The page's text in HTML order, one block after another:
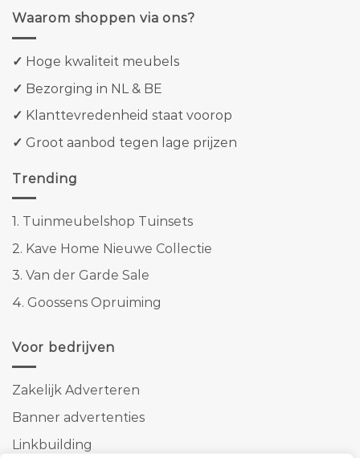
Waarom shoppen via ons?
✓ Hoge kwaliteit meubels
✓ Bezorging in NL & BE
✓ Klanttevredenheid staat voorop
✓ Groot aanbod tegen lage prijzen
Trending
1. Tuinmeubelshop Tuinsets
2. Kave Home Nieuwe Collectie
3. Van der Garde Sale
4. Goossens Opruiming
Voor bedrijven
Zakelijk Adverteren
Banner advertenties
Linkbuilding